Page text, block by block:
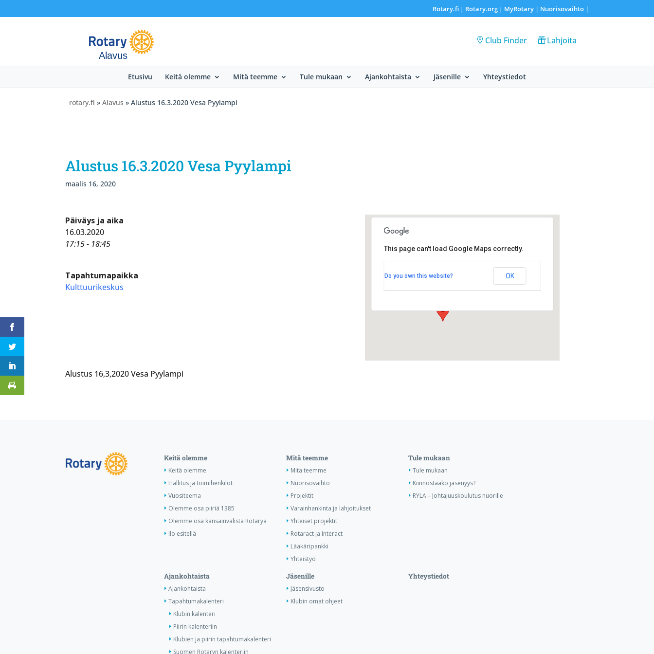
Rotary.fi| Rotary.org| MyRotary | Nuorisovaihto|
Alavus
Club Finder Lahjoita
Etusivu Keitä olemme Mitä teemme Tule mukaan Ajankohtaista Jäsenille Yhteystiedot
rotary.fi » Alavus » Alustus 16.3.2020 Vesa Pyylampi
Alustus 16.3.2020 Vesa Pyylampi
maalis 16, 2020
Järviluomantie 5 - Alavus
This page can't load Google Maps correctly.
Do you own this website? OK
Päiväys ja aika
16.03.2020
17:15 - 18:45
Tapahtumapaikka
Kulttuurikeskus
Alustus 16,3,2020 Vesa Pyylampi
Keitä olemme
Keitä olemme
Hallitus ja toimihenkilöt
Vuositeema
Olemme osa piiriä 1385
Olemme osa kansainvälistä Rotarya
Ilo esitellä
Mitä teemme
Mitä teemme
Nuorisovaihto
Projektit
Varainhankinta ja lahjoitukset
Yhteiset projektit
Rotaract ja Interact
Lääkäripankki
Yhteistyö
Tule mukaan
Tule mukaan
Kiinnostaako jäsenyys?
RYLA – Johtajuuskoulutus nuorille
Ajankohtaista
Ajankohtaista
Tapahtumakalenteri
Klubin kalenteri
Piirin kalenteriin
Klubien ja piirin tapahtumakalenteri
Suomen Rotaryn kalenteriin
Jäsenille
Jäsensivusto
Klubin omat ohjeet
Yhteystiedot